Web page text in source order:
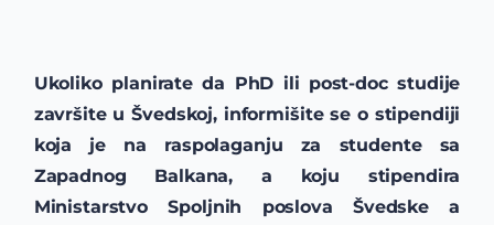
Ukoliko planirate da PhD ili post-doc studije
završite u Švedskoj, informišite se o stipendiji
koja je na raspolaganju za studente sa
Zapadnog Balkana, a koju stipendira
Ministarstvo Spoljnih poslova Švedske a